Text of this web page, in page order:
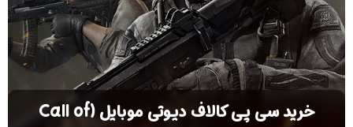
خرید سی پی کالاف دیوتی موبایل (Call of